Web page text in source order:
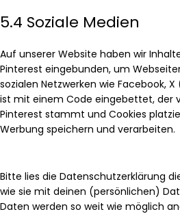
5.4 Soziale Medien
Auf unserer Website haben wir
Pinterest eingebunden, um
sozialen Netzwerken wie Facebook,
ist mit einem Code eingebettet, der
Pinterest stammt und Cookies
Werbung speichern und verarbeiten.
Bitte lies die Datenschutzerklärung
wie sie mit deinen (persönlichen)
Daten werden so weit wie möglich